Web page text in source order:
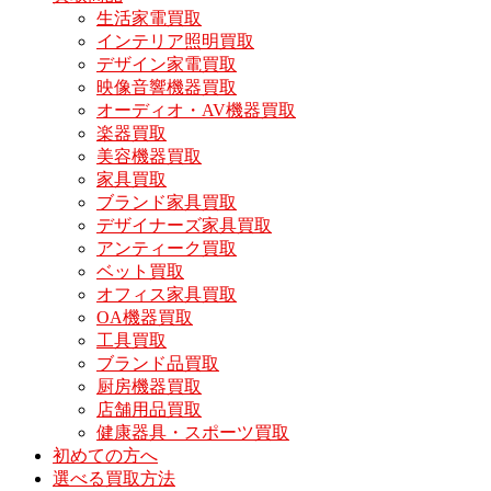
生活家電買取
インテリア照明買取
デザイン家電買取
映像音響機器買取
オーディオ・AV機器買取
楽器買取
美容機器買取
家具買取
ブランド家具買取
デザイナーズ家具買取
アンティーク買取
ベット買取
オフィス家具買取
OA機器買取
工具買取
ブランド品買取
厨房機器買取
店舗用品買取
健康器具・スポーツ買取
初めての方へ
選べる買取方法